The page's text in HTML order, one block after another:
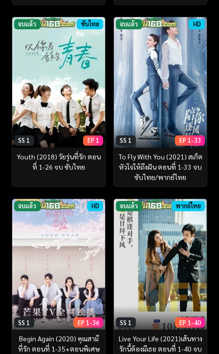
จบแล้ว ซับไทย
SS 1 EP 1
Youth (2018) วัยรุ่นที่รัก ตอน
ที่ 1-26 จบ ซับไทย
จบแล้ว HD
SS 1 EP 1-33
To Fly With You (2021) สเก็ต
หัวใจให้ถึงฝัน ตอนที่ 1-33 จบ
ซับไทย/พากย์ไทย
จบแล้ว HD
SS 1 EP 1-36
Begin Again (2020) คุณสามี
ที่รัก ตอนที่ 1-35+ตอนพิเศษ
จบแล้ว พากย์ไทย
SS 1 EP 1-40
Live Your Life (2021)เส้นทาง
รักนี้ต้องมีเธอ ตอนที่ 1-40 จบ